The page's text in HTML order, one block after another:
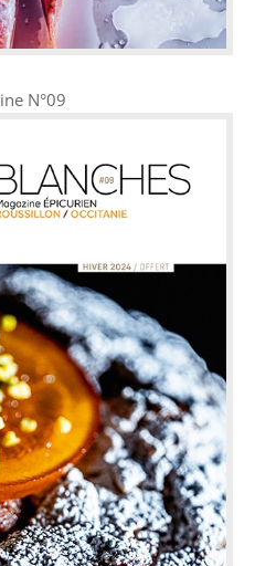
N°09